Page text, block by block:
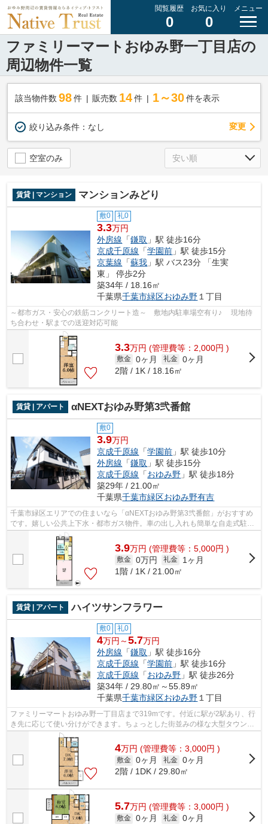
閲覧履歴
0
お気に入り
0
メニュー
ファミリーマートおゆみ野一丁目店の
周辺物件一覧
該当物件数 98件 販売数 14 件 1～30 件を表示
絞り込み条件： なし 変更
空室のみ
賃貸 | マンション マンションみどり
敷0 礼0
3.3万円
外房線 「鎌取 」駅 徒歩16分
京成千原線 「学園前 」駅 徒歩15分
京葉線 「蘇我 」駅 バス23分 「生実
東」 停歩2分
築34年 / 18.16㎡
千葉県千葉市緑区おゆみ野 １丁目
～都市ガス・安心の鉄筋コンクリート造～ 敷地内駐車場空有り♪ 現地待
ち合わせ・駅までの送迎対応可能
3.3万円 (管理費等：2,000円 )
敷金 0ヶ月 礼金 0ヶ月
2階 / 1K / 18.16㎡
賃貸 | アパート αNEXTおゆみ野第3弐番館
敷0
3.9万円
京成千原線 「学園前 」駅 徒歩10分
外房線 「鎌取 」駅 徒歩15分
京成千原線 「おゆみ野 」駅 徒歩18分
築29年 / 21.00㎡
千葉県千葉市緑区おゆみ野有吉
千葉市緑区エリアでの住まいなら「αNEXTおゆみ野第3弐番館」がおすすめ
です。嬉しい公共上下水・都市ガス物件。車の出し入れも簡単な自走式駐車
場有。駐車場が空いていますので、車の...
3.9万円 (管理費等：5,000円 )
敷金 0万円 礼金
1ヶ月
1階 / 1K / 21.00㎡
賃貸 | アパート ハイツサンフラワー
敷0 礼0
4万円～5.7万円
外房線 「鎌取 」駅 徒歩16分
京成千原線 「学園前 」駅 徒歩16分
京成千原線 「おゆみ野 」駅 徒歩26分
築34年 / 29.80㎡～55.89㎡
千葉県千葉市緑区おゆみ野 １丁目
ファミリーマートおゆみ野一丁目店まで319mです。付近に駅が2駅あり、行
き先に応じて使い分けができます。ちょっとした街並みの様な大型タウン内
の物件になります。株式会社ネイティブ...
4万円 (管理費等：3,000円 )
敷金 0ヶ月 礼金 0ヶ月
2階 / 1DK / 29.80㎡
5.7万円 (管理費等：3,000円 )
敷金 0ヶ月 礼金 0ヶ月